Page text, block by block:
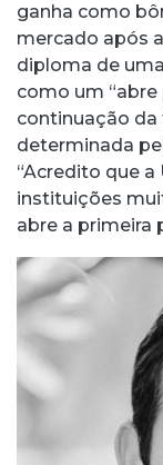
ganha como
mercado após
diploma de
como um “abre
continuação da
determinada
“Acredito que
instituições
abre a primeira